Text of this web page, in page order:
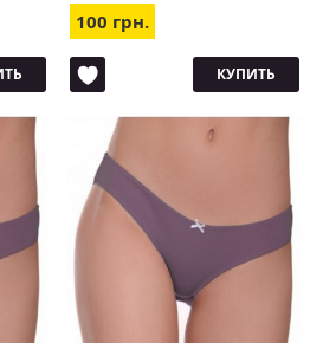
100 грн.
КУПИТЬ